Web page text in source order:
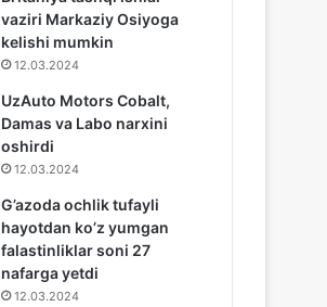
vaziri Markaziy Osiyoga
kelishi mumkin
12.03.2024
UzAuto Motors Cobalt,
Damas va Labo narxini
oshirdi
12.03.2024
G’azoda ochlik tufayli
hayotdan ko’z yumgan
falastinliklar soni 27
nafarga yetdi
12.03.2024